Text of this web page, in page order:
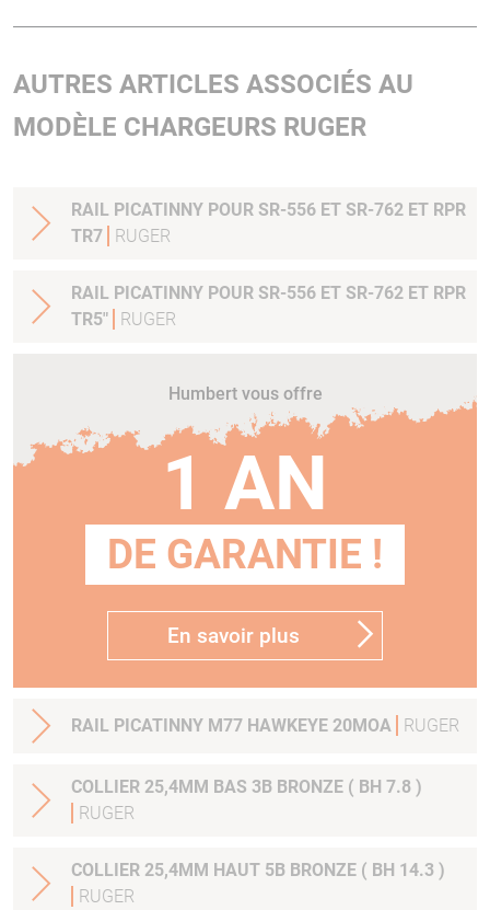
AUTRES ARTICLES ASSOCIÉS AU
MODÈLE CHARGEURS RUGER
RAIL PICATINNY POUR SR-556 ET SR-762 ET RPR
TR7
RUGER
RAIL PICATINNY POUR SR-556 ET SR-762 ET RPR
TR5"
RUGER
Humbert vous offre
1 AN
DE GARANTIE !
En savoir plus
RAIL PICATINNY M77 HAWKEYE 20MOA RUGER
COLLIER 25,4MM BAS 3B BRONZE ( BH 7.8 )
RUGER
COLLIER 25,4MM HAUT 5B BRONZE ( BH 14.3 )
RUGER